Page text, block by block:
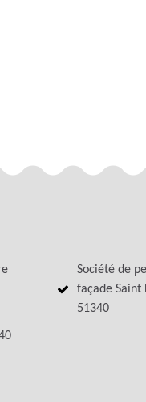
Société de
façade Saint
51340